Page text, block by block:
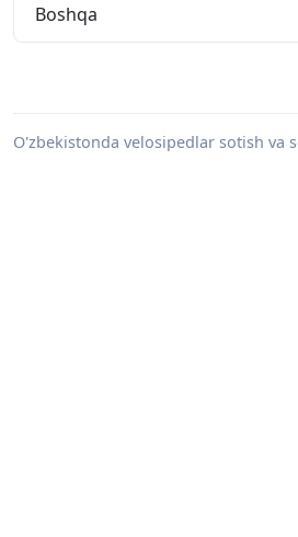
Boshqa
O'zbekistonda velosipedlar sotish va